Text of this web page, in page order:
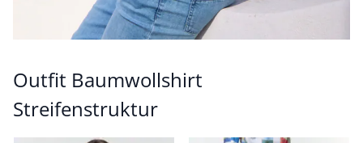
Outfit Baumwollshirt
Streifenstruktur